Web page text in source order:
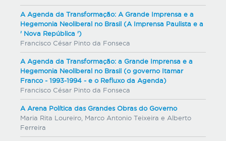
A Agenda da Transformação: A Grande Imprensa e a
Hegemonia Neoliberal no Brasil (A Imprensa Paulista e a
' Nova República ')
Francisco César Pinto da Fonseca
A Agenda da Transformação: a Grande Imprensa e a
Hegemonia Neoliberal no Brasil (o governo Itamar
Franco - 1993-1994 - e o Refluxo da Agenda)
Francisco César Pinto da Fonseca
A Arena Política das Grandes Obras do Governo
Maria Rita Loureiro, Marco Antonio Teixeira e Alberto
Ferreira